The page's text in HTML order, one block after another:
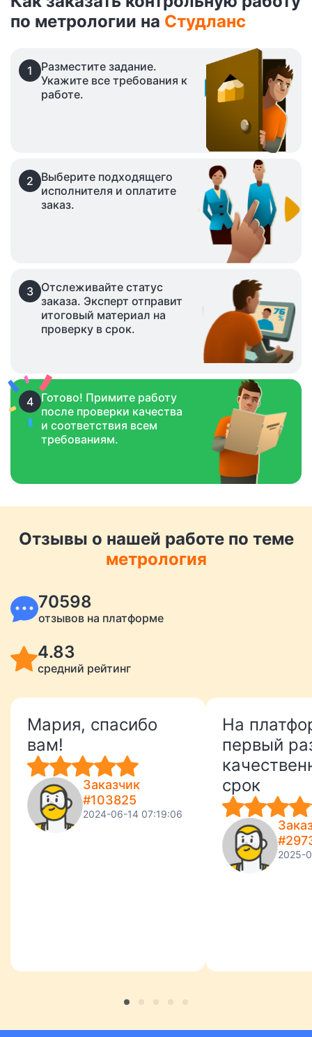
по метрологии на Студланс
1
Разместите задание.
Укажите все требования к
работе.
2
Выберите подходящего
исполнителя и оплатите
заказ.
3 Отслеживайте статус
заказа. Эксперт отправит
итоговый материал на
проверку в срок.
4 Готово! Примите работу
после проверки качества
и соответствия всем
требованиям.
Отзывы о нашей работе по теме
метрология
70598
отзывов на платформе
4.83
средний рейтинг
Мария, спасибо
вам!
Заказчик
#103825
2024-06-14 07:19:06
На
первый
срок
2025-